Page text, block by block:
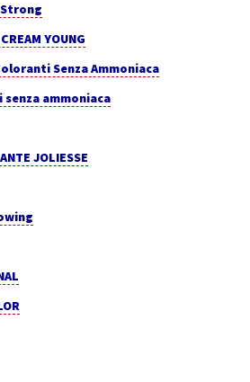
YOUNG
Senza Ammoniaca
senza ammoniaca
JOLIESSE